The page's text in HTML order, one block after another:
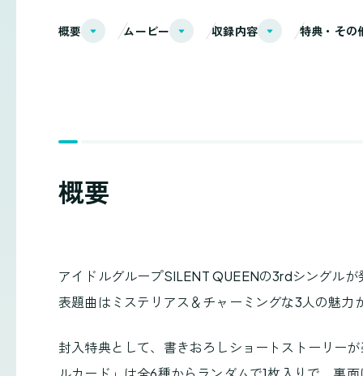
概要 ムービー 収録内容 特典・その
概要
アイドルグループSILENT QUEENの3rdシングルが
表題曲はミステリアス＆チャーミングな3人の魅力
封入特典として、書きおろしショートストーリー